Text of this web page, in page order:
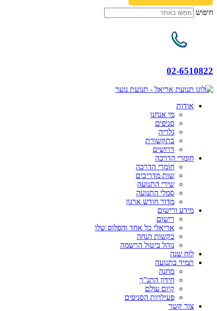
חיפוש
02-6510822
אודות
מי אנחנו
סניפים
גלריה
בתקשורת
דרושים
חומרי הדרכה
חומרי הדרכה
שות מדריכים
שירי התנועה
סמלי התנועה
מדור חודש ארגון
מידע ורישום
רישום
אריאלי כל אחד והפלוס שלו
בקשות הנחה
נוהל ביטול הרשמה
לוח שנה
תמיד בתנועה
מחנה
חידון התנ”ך
קיום עולם
פעילויות הסניפים
צור קשר